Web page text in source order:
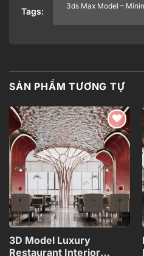
Tags:
3ds Max Model –
SẢN PHẨM TƯƠNG TỰ
Add to
wishlist
3D Model Luxury
Restaurant Interior